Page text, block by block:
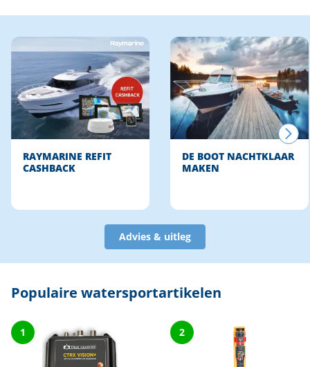
RAYMARINE REFIT
CASHBACK
DE BOOT NACHTKLAAR
MAKEN
Advies & uitleg
Populaire watersportartikelen